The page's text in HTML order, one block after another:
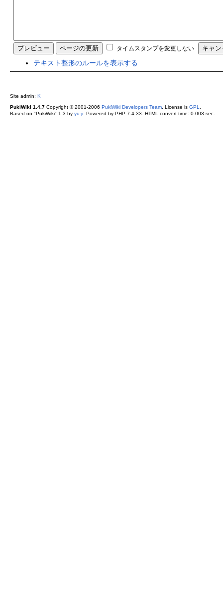
タイムスタンプを変更しない
テキスト整形のルールを表示する
Site admin: K
PukiWiki 1.4.7Copyright © 2001-2006 PukiWiki Developers Team. License is GPL
Based on "PukiWiki" 1.3 by yu-ji. Powered by PHP 7.4.33. HTML convert time: 0.003 sec.